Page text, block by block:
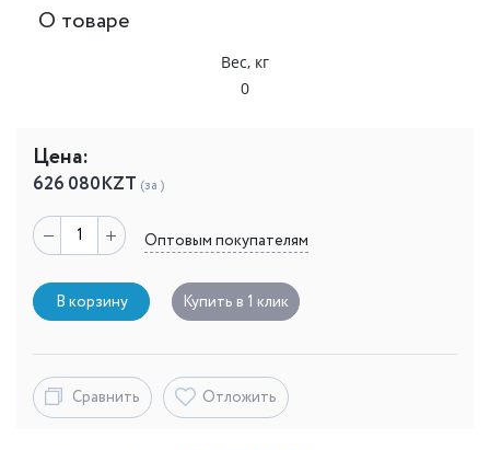
О товаре
Вес, кг
0
Цена:
626 080KZT (за )
Оптовым покупателям
В корзину Купить в 1 клик
Сравнить Отложить